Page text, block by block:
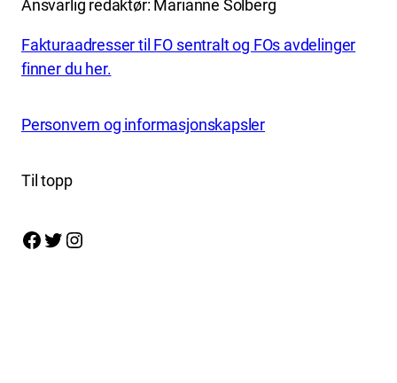
Ansvarlig redaktør: Marianne Solberg
Fakturaadresser til FO sentralt og FOs avdelinger
finner du her.
Personvern og informasjonskapsler
Til topp
Facebook Twitter Instagram